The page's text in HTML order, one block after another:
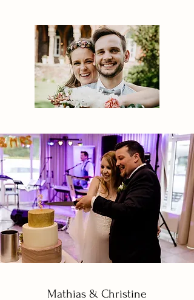
Mathias & Christine